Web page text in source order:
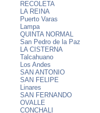
RECOLETA
LA REINA
Puerto Varas
Lampa
QUINTA NORMAL
San Pedro de la Paz
LA CISTERNA
Talcahuano
Los Andes
SAN ANTONIO
SAN FELIPE
Linares
SAN FERNANDO
OVALLE
CONCHALI